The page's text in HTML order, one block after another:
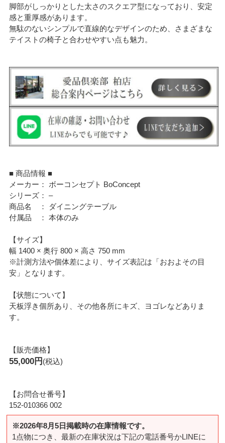
脚部がしっかりとした太さのスクエア型になっており、安定
感と重厚感があります。
無駄のないシンプルで直線的なデザインのため、さまざまな
テイストの椅子と合わせやすい点も魅力。
■ 商品情報 ■
メーカー： ボーコンセプト BoConcept
シリーズ： –
商品名 ： ダイニングテーブル
付属品 ： 本体のみ
【サイズ】
幅 1400 × 奥行 800 × 高さ 750 mm
※計測方法や個体差により、サイズ表記は「おおよその目
安」となります。
【状態について】
天板浮き個所あり、その他各所にキズ、ヨゴレなどありま
す。
【販売価格】
55,000円(税込)
【お問合せ番号】
152-010366 002
※2026年8月5日掲載時の在庫情報です。
1点物につき、最新の在庫状況は下記の電話番号かLINEに